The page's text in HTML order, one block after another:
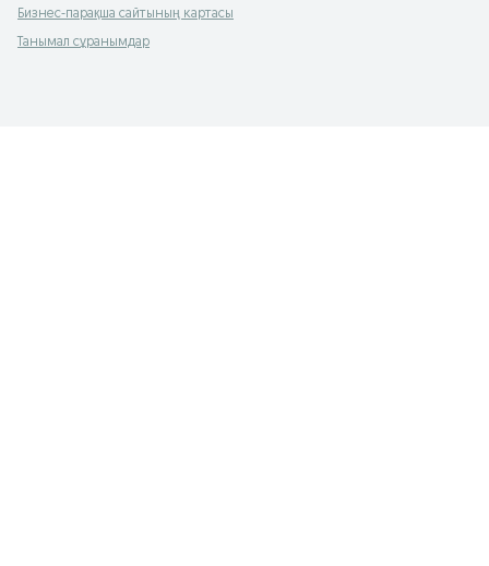
Бизнес-парақша сайтының картасы
Танымал сұранымдар